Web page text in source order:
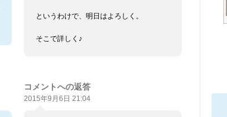
というわけで、明日はよろしく。
そこで詳しく♪
コメントへの返答
2015年9月6日 21:04